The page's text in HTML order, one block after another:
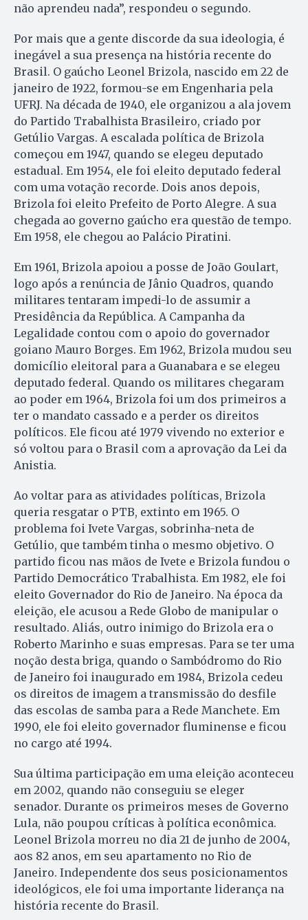
não aprendeu nada”, respondeu o segundo.
Por mais que a gente discorde da sua ideologia, é
inegável a sua presença na história recente do
Brasil. O gaúcho Leonel Brizola, nascido em 22 de
janeiro de 1922, formou-se em Engenharia pela
UFRJ. Na década de 1940, ele organizou a ala jovem
do Partido Trabalhista Brasileiro, criado por
Getúlio Vargas. A escalada política de Brizola
começou em 1947, quando se elegeu deputado
estadual. Em 1954, ele foi eleito deputado federal
com uma votação recorde. Dois anos depois,
Brizola foi eleito Prefeito de Porto Alegre. A sua
chegada ao governo gaúcho era questão de tempo.
Em 1958, ele chegou ao Palácio Piratini.
Em 1961, Brizola apoiou a posse de João Goulart,
logo após a renúncia de Jânio Quadros, quando
militares tentaram impedi-lo de assumir a
Presidência da República. A Campanha da
Legalidade contou com o apoio do governador
goiano Mauro Borges. Em 1962, Brizola mudou seu
domicílio eleitoral para a Guanabara e se elegeu
deputado federal. Quando os militares chegaram
ao poder em 1964, Brizola foi um dos primeiros a
ter o mandato cassado e a perder os direitos
políticos. Ele ficou até 1979 vivendo no exterior e
só voltou para o Brasil com a aprovação da Lei da
Anistia.
Ao voltar para as atividades políticas, Brizola
queria resgatar o PTB, extinto em 1965. O
problema foi Ivete Vargas, sobrinha-neta de
Getúlio, que também tinha o mesmo objetivo. O
partido ficou nas mãos de Ivete e Brizola fundou o
Partido Democrático Trabalhista. Em 1982, ele foi
eleito Governador do Rio de Janeiro. Na época da
eleição, ele acusou a Rede Globo de manipular o
resultado. Aliás, outro inimigo do Brizola era o
Roberto Marinho e suas empresas. Para se ter uma
noção desta briga, quando o Sambódromo do Rio
de Janeiro foi inaugurado em 1984, Brizola cedeu
os direitos de imagem a transmissão do desfile
das escolas de samba para a Rede Manchete. Em
1990, ele foi eleito governador fluminense e ficou
no cargo até 1994.
Sua última participação em uma eleição aconteceu
em 2002, quando não conseguiu se eleger
senador. Durante os primeiros meses de Governo
Lula, não poupou críticas à política econômica.
Leonel Brizola morreu no dia 21 de junho de 2004,
aos 82 anos, em seu apartamento no Rio de
Janeiro. Independente dos seus posicionamentos
ideológicos, ele foi uma importante liderança na
história recente do Brasil.